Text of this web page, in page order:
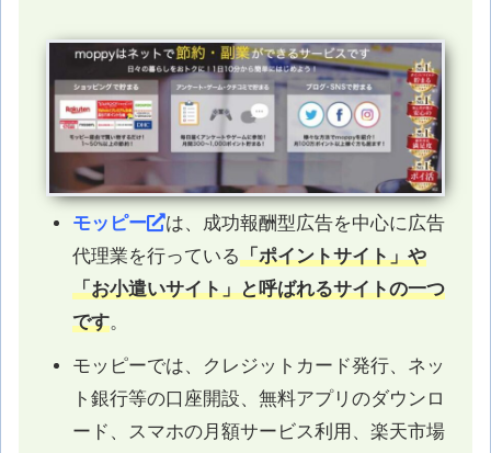
モッピー
は、成功報酬型広告を中心に広告
代理業を行っている「ポイントサイト」や
「お小遣いサイト」と呼ばれるサイトの一つ
です。
モッピーでは、クレジットカード発行、ネッ
ト銀行等の口座開設、無料アプリのダウンロ
ード、スマホの月額サービス利用、楽天市場